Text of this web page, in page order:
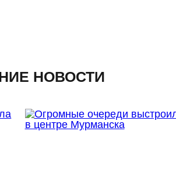
НОВОСТИ